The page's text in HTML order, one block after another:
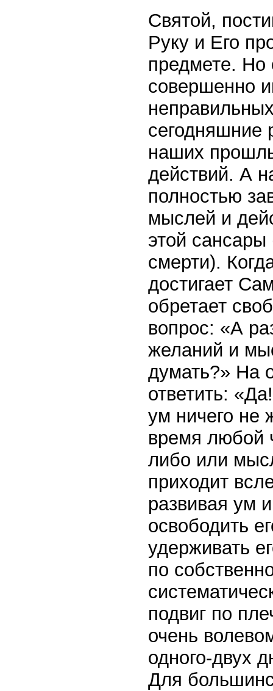
Святой,
Руку и Его
предмете. Но
совершенно
сегодняшние
наших
действий. А
полностью
мыслей и
этой
смерти).
достигает
обретает
вопрос: «А
желаний и
думать?» На
ответить:
ум ничего не
время любой
либо или
приходит
развивая ум
освободить
удерживать
по
подвиг по
очень
одного-двух
Для